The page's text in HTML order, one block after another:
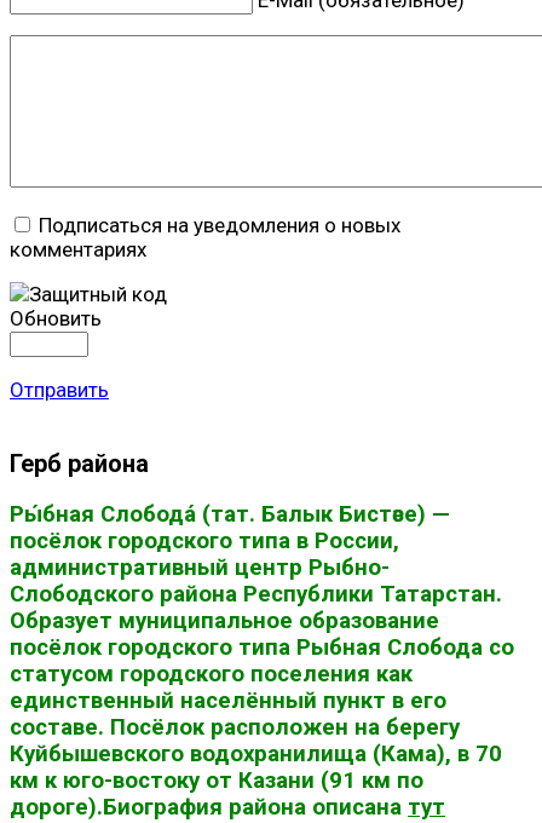
Подписаться на уведомления о новых
комментариях
Обновить
Отправить
Герб района
Ры́бная Слобода́ (тат. Балык Бистәсе) —
посёлок городского типа в России,
административный центр Рыбно-
Слободского района Республики Татарстан.
Образует муниципальное образование
посёлок городского типа Рыбная Слобода со
статусом городского поселения как
единственный населённый пункт в его
составе. Посёлок расположен на берегу
Куйбышевского водохранилища (Кама), в 70
км к юго-востоку от Казани (91 км по
дороге).Биография района описана тут